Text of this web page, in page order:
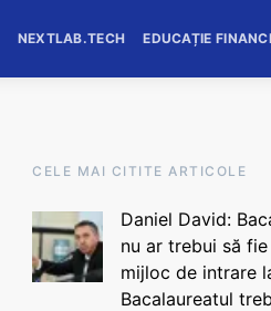
NEXTLAB.TECH EDUCAȚIE
CELE MAI CITITE ARTICOLE
Daniel David:
nu ar trebui să
mijloc de intrare
Bacalaureatul